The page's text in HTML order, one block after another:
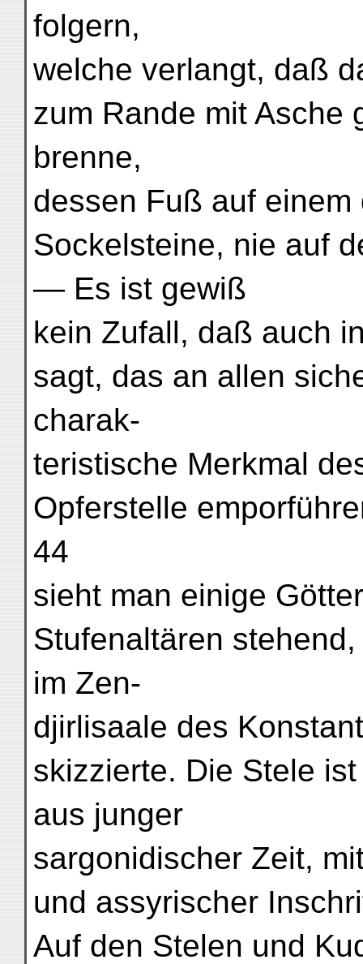
folgern,
welche verlangt, daß
zum Rande mit Asche
brenne,
dessen Fuß auf
Sockelsteine, nie auf
— Es ist gewiß
kein Zufall, daß auch
sagt, das an allen
charak-
teristische Merkmal
Opferstelle
44
sieht man einige
Stufenaltären
im Zen-
djirlisaale des
skizzierte. Die Stele
aus junger
sargonidischer Zeit,
und assyrischer
Auf den Stelen und